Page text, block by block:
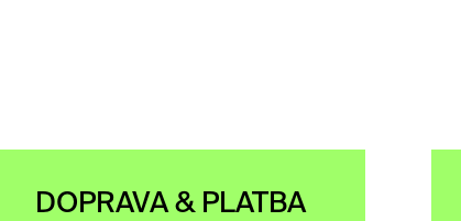
DOPRAVA & PLATBA